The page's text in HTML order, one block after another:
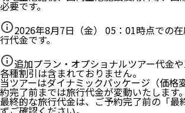
必要です。
2026年8月7日（金） 05：01時点での
行代金です。
追加プラン・オプショナルツアー代金や
各種割引は含まれておりません。
当ツアーはダイナミックパッケージ（価格
約完了前までは旅行代金が変動いたします
最終的な旅行代金は、ご予約完了前の「最